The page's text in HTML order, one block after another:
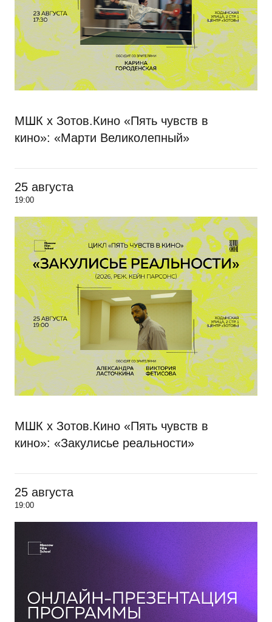
МШК х Зотов.Кино «Пять чувств в
кино»: «Марти Великолепный»
25 августа
19:00
МШК х Зотов.Кино «Пять чувств в
кино»: «Закулисье реальности»
25 августа
19:00